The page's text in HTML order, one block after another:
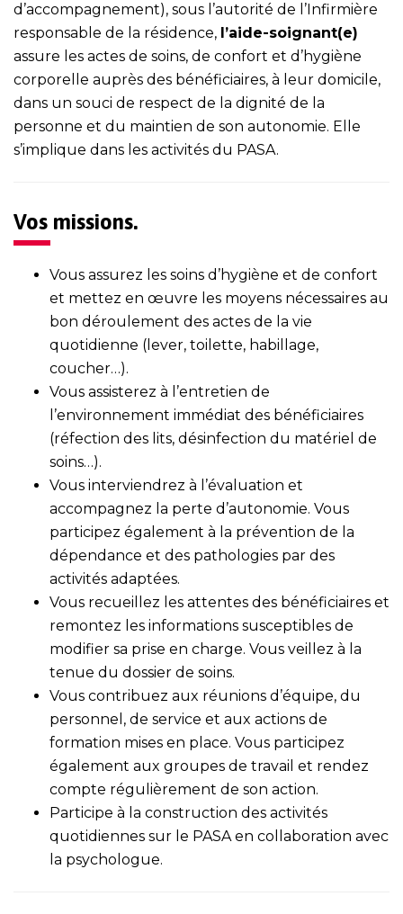
d’accompagnement), sous l’autorité de l’Infirmière
responsable de la résidence, l’aide-soignant(e)
assure les actes de soins, de confort et d’hygiène
corporelle auprès des bénéficiaires, à leur domicile,
dans un souci de respect de la dignité de la
personne et du maintien de son autonomie. Elle
s’implique dans les activités du PASA.
Vos missions.
Vous assurez les soins d’hygiène et de confort
et mettez en œuvre les moyens nécessaires au
bon déroulement des actes de la vie
quotidienne (lever, toilette, habillage,
coucher…).
Vous assisterez à l’entretien de
l’environnement immédiat des bénéficiaires
(réfection des lits, désinfection du matériel de
soins…).
Vous interviendrez à l’évaluation et
accompagnez la perte d’autonomie. Vous
participez également à la prévention de la
dépendance et des pathologies par des
activités adaptées.
Vous recueillez les attentes des bénéficiaires et
remontez les informations susceptibles de
modifier sa prise en charge. Vous veillez à la
tenue du dossier de soins.
Vous contribuez aux réunions d’équipe, du
personnel, de service et aux actions de
formation mises en place. Vous participez
également aux groupes de travail et rendez
compte régulièrement de son action.
Participe à la construction des activités
quotidiennes sur le PASA en collaboration avec
la psychologue.